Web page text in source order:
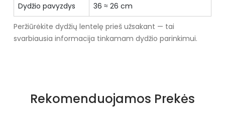
Dydžio pavyzdys 36 ≈ 26 cm
Peržiūrėkite dydžių lentelę prieš užsakant — tai
svarbiausia informacija tinkamam dydžio parinkimui.
Siūlome rinktis tokį dydį, kokį
Rekomenduojamos Prekės